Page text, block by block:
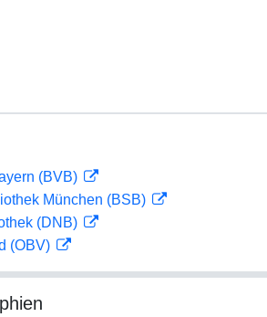
(BVB)
München (BSB)
(DNB)
(OBV)